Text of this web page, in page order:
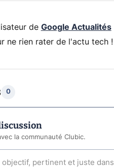
de Google Actualités
ne rien rater de l'actu tech !
0
la communauté Clubic.